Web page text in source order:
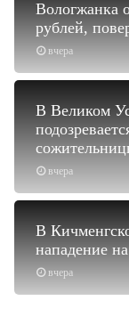
вчера
Вологжанка
рублей,
вчера
В Великом
вчера
В
нападение